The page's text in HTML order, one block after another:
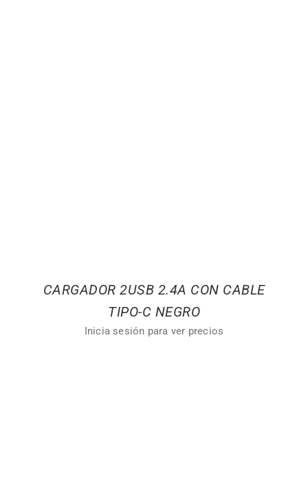
CARGADOR 2USB 2.4A CON CABLE
TIPO-C NEGRO
Inicia sesión para ver precios